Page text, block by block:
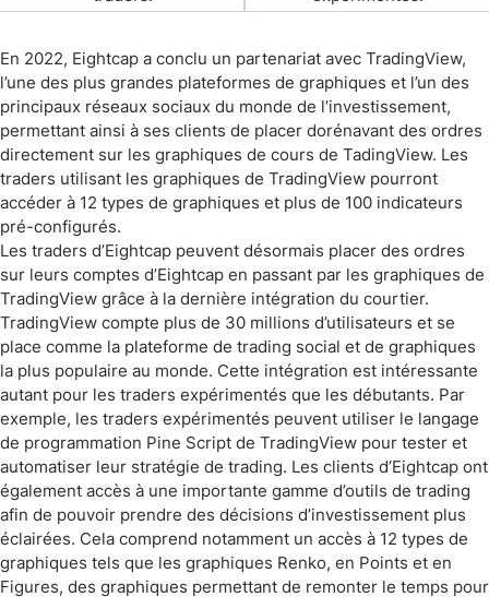
En 2022, Eightcap a conclu un partenariat avec TradingView,
l’une des plus grandes plateformes de graphiques et l’un des
principaux réseaux sociaux du monde de l’investissement,
permettant ainsi à ses clients de placer dorénavant des ordres
directement sur les graphiques de cours de TadingView. Les
traders utilisant les graphiques de TradingView pourront
accéder à 12 types de graphiques et plus de 100 indicateurs
pré-configurés.
Les traders d’Eightcap peuvent désormais placer des ordres
sur leurs comptes d’Eightcap en passant par les graphiques de
TradingView grâce à la dernière intégration du courtier.
TradingView compte plus de 30 millions d’utilisateurs et se
place comme la plateforme de trading social et de graphiques
la plus populaire au monde. Cette intégration est intéressante
autant pour les traders expérimentés que les débutants. Par
exemple, les traders expérimentés peuvent utiliser le langage
de programmation Pine Script de TradingView pour tester et
automatiser leur stratégie de trading. Les clients d’Eightcap ont
également accès à une importante gamme d’outils de trading
afin de pouvoir prendre des décisions d’investissement plus
éclairées. Cela comprend notamment un accès à 12 types de
graphiques tels que les graphiques Renko, en Points et en
Figures, des graphiques permettant de remonter le temps pour